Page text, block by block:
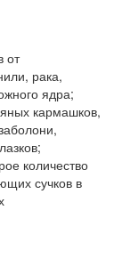
от
рака,
ядра;
кармашков,
количество
сучков в